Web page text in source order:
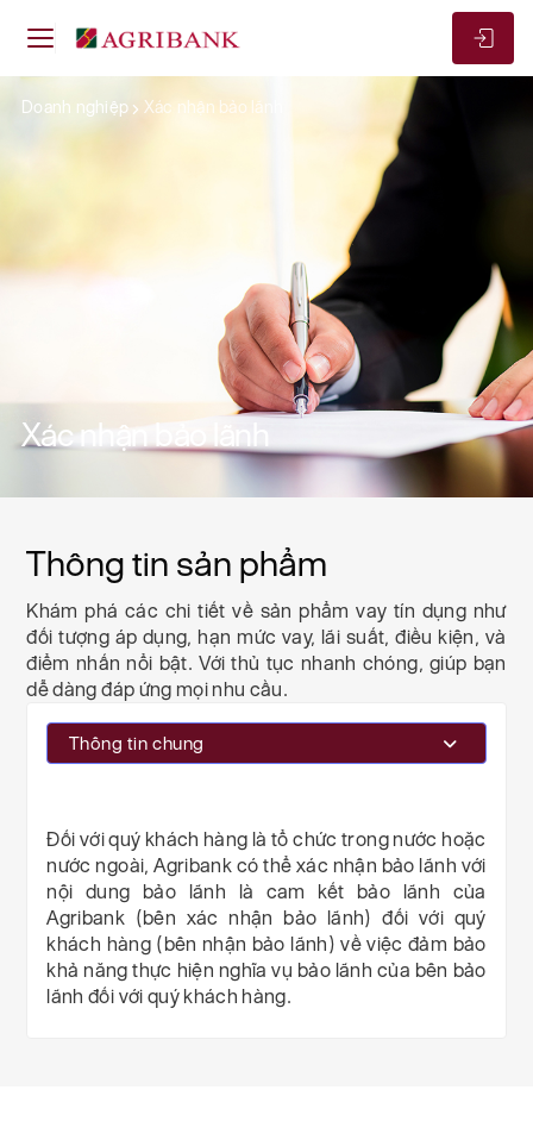
Doanh nghiệp Xác nhận bảo lãnh
Xác nhận bảo lãnh
Thông tin sản phẩm
Khám phá các chi tiết về sản phẩm vay tín dụng như
đối tượng áp dụng, hạn mức vay, lãi suất, điều kiện, và
điểm nhấn nổi bật. Với thủ tục nhanh chóng, giúp bạn
dễ dàng đáp ứng mọi nhu cầu.
Thông tin chung
Đối với quý khách hàng là tổ chức trong nước hoặc
nước ngoài, Agribank có thể xác nhận bảo lãnh với
nội dung bảo lãnh là cam kết bảo lãnh của
Agribank (bên xác nhận bảo lãnh) đối với quý
khách hàng (bên nhận bảo lãnh) về việc đảm bảo
khả năng thực hiện nghĩa vụ bảo lãnh của bên bảo
lãnh đối với quý khách hàng.